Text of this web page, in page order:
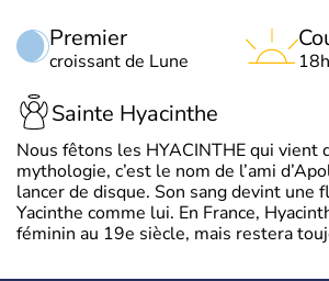
Premier
croissant de Lune
Sainte Hyacinthe
Nous fêtons les HYACINTHE qui vient
mythologie, c’est le nom de l’ami
lancer de disque. Son sang devint une
Yacinthe comme lui. En France,
féminin au 19e siècle, mais restera